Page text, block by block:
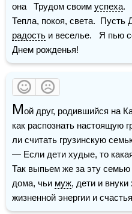
она   Трудом своим успеха.
радость и веселье.   Я пью
Днем рожденья!
Мой друг, родившийся на
как распознать
ли считать грузинскую
— Если дети худые, то
Так выпьем же за эту семью
дома, чьи муж, дети и
жизненной энергии и